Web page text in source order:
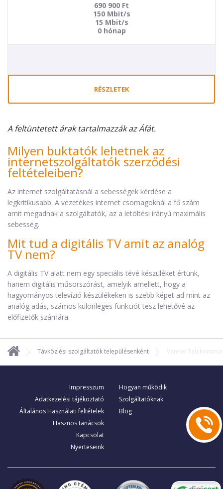
690 900 Ft
150 Mbit/s
15 Mbit/s
0 hónap
RÉSZLETEK
A feltüntetett árak tartalmazzák az Áfát.
Milyen buktatók lehetnek az
internetszolgáltatók szerződési
feltételeiben?
Az internet szolgáltatásnál a sebességek kérdése a
legkritikusabb. A vezetékes internet csomagoknál a fő szám
amit megadnak a szolgáltatók, az a letöltési irányú maximális
sebesség.
Mit tud a digitális TV amit az analóg
TV nem?
A digitális TV alatt nem egy speciális tévé készüléket értünk,
hanem digitális műsorszórást, amelyik amellett, hogy a
hagyományos televízió készülékeken is szebb képet ad mint az
analóg adás, számos különleges funkciót tesz lehetővé az
előfizetők számára.
Távközlési szolgáltatók településenként Vannet
Impresszum
Adatkezelési tájékoztató
Általános Használati feltételek
Hasznos tanácsok
Kapcsolat
Nyerteseink
Hogyan működik
Szolgáltatóknak
Blog